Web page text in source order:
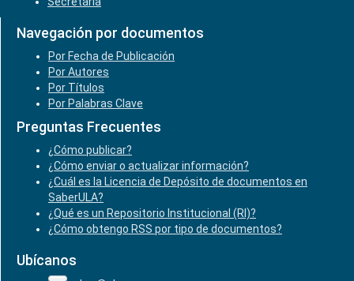
Navegación por documentos
Por Fecha de Publicación
Por Autores
Por Títulos
Por Palabras Clave
Preguntas Frecuentes
¿Cómo publicar?
¿Cómo enviar o actualizar información?
¿Cuál es la Licencia de Depósito de documentos en
SaberULA?
¿Qué es un Repositorio Institucional (RI)?
¿Cómo obtengo RSS por tipo de documentos?
Ubícanos